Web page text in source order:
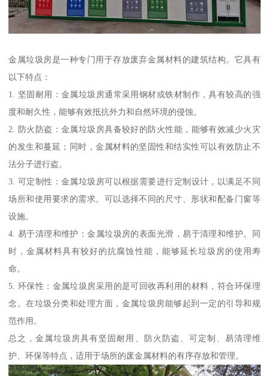
金属垃圾房是一种专门用于存放废弃金属材料的建筑结构。它具有
以下特点：
1. 坚固耐用：金属垃圾房通常采用钢材或铁材制作，具有较高的强
度和耐久性，能够有效抵抗外力和自然环境的侵蚀。
2. 防火防盗：金属垃圾房具备较好的防火性能，能够有效减少火灾
的发生和蔓延；同时，金属材料的坚固性和结实性可以有效防止不
法分子进行盗。
3. 可定制性：金属垃圾房可以根据需要进行定制设计，以满足不同
场所和使用要求的需求。可以选择不同的尺寸、形状和配备门窗等
设施。
4. 易于清理和维护：金属垃圾房的表面光滑，易于清理和维护。同
时，金属材料具有较好的抗腐蚀性能，能够延长垃圾房的使用寿
命。
5. 环保性：金属垃圾房采用的是可回收再利用的材料，符合环保理
念。在垃圾分类和处理方面，金属垃圾房能够起到一定的引导和规
范作用。
总之，金属垃圾房具有坚固耐用、防火防盗、可定制、易清理维
护、环保等特点，适用于场所的废金属材料的有序存放和管理。